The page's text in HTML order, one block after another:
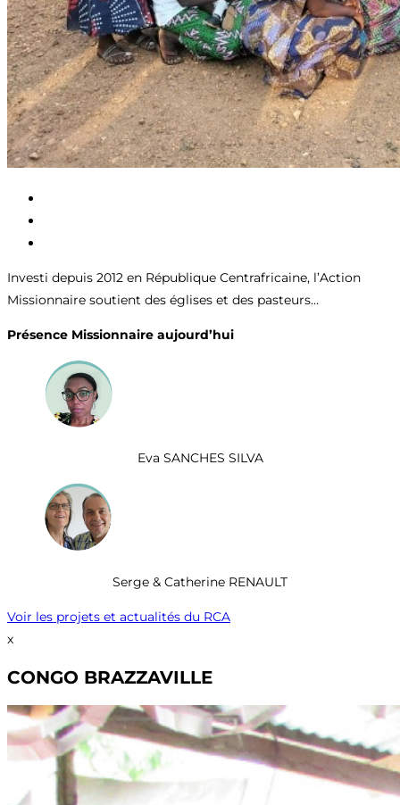
Investi depuis 2012 en République Centrafricaine, l’Action
Missionnaire soutient des églises et des pasteurs...
Présence Missionnaire aujourd’hui
Eva SANCHES SILVA
Serge & Catherine RENAULT
Voir les projets et actualités du RCA
x
CONGO BRAZZAVILLE